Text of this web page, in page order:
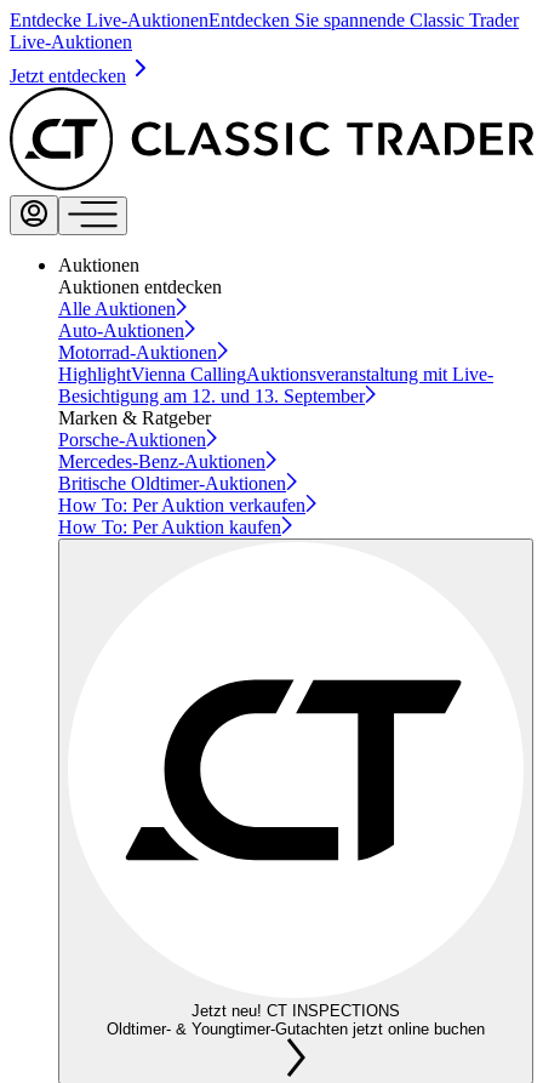
Entdecke Live-AuktionenEntdecken Sie spannende Classic Trader
Live-Auktionen
Jetzt entdecken
Auktionen
Auktionen entdecken
Alle Auktionen
Auto-Auktionen
Motorrad-Auktionen
HighlightVienna CallingAuktionsveranstaltung mit Live-
Besichtigung am 12. und 13. September
Marken & Ratgeber
Porsche-Auktionen
Mercedes-Benz-Auktionen
Britische Oldtimer-Auktionen
How To: Per Auktion verkaufen
How To: Per Auktion kaufen
Jetzt neu! CT INSPECTIONS
Oldtimer- & Youngtimer-Gutachten jetzt online buchen